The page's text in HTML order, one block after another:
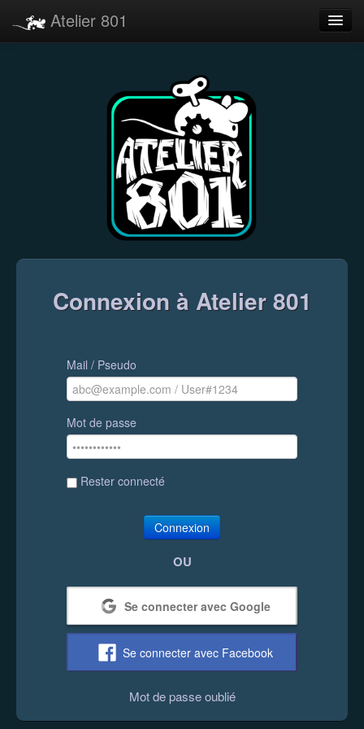
Atelier 801
Connexion à Atelier 801
Mail / Pseudo
Mot de passe
Rester connecté
Connexion
OU
Se connecter avec Google
Se connecter avec Facebook
Mot de passe oublié